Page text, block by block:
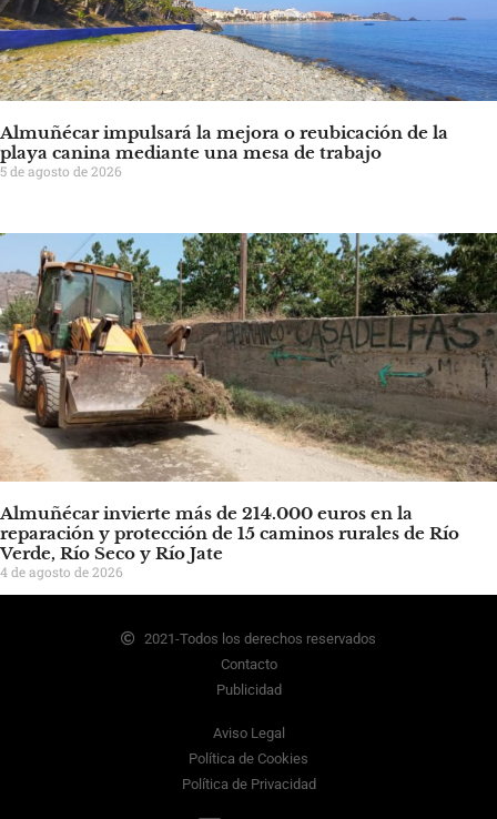
Almuñécar impulsará la mejora o reubicación de la
playa canina mediante una mesa de trabajo
5 de agosto de 2026
Almuñécar invierte más de 214.000 euros en la
reparación y protección de 15 caminos rurales de Río
Verde, Río Seco y Río Jate
4 de agosto de 2026
2021-Todos los derechos reservados
Contacto
Publicidad
Aviso Legal
Política de Cookies
Política de Privacidad